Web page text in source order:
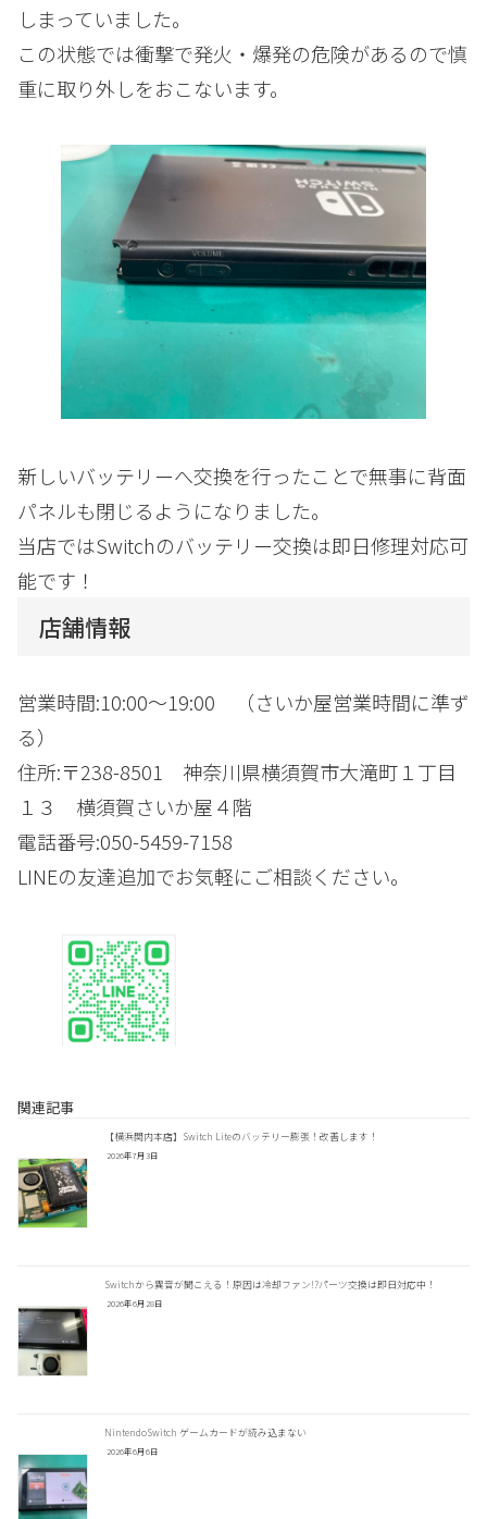
しまっていました。
この状態では衝撃で発火・爆発の危険があるので慎
重に取り外しをおこないます。
新しいバッテリーへ交換を行ったことで無事に背面
パネルも閉じるようになりました。
当店ではSwitchのバッテリー交換は即日修理対応可
能です！
店舗情報
営業時間:10:00～19:00 （さいか屋営業時間に準ず
る）
住所:〒238-8501 神奈川県横須賀市大滝町１丁目
１３ 横須賀さいか屋４階
電話番号:050-5459-7158
LINEの友達追加でお気軽にご相談ください。
関連記事
【横浜関内本店】Switch Liteのバッテリー膨張！改善します！
2026年7月3日
Switchから異音が聞こえる！原因は冷却ファン!?パーツ交換は即日対応中！
2026年6月28日
NintendoSwitch ゲームカードが読み込まない
2026年6月6日